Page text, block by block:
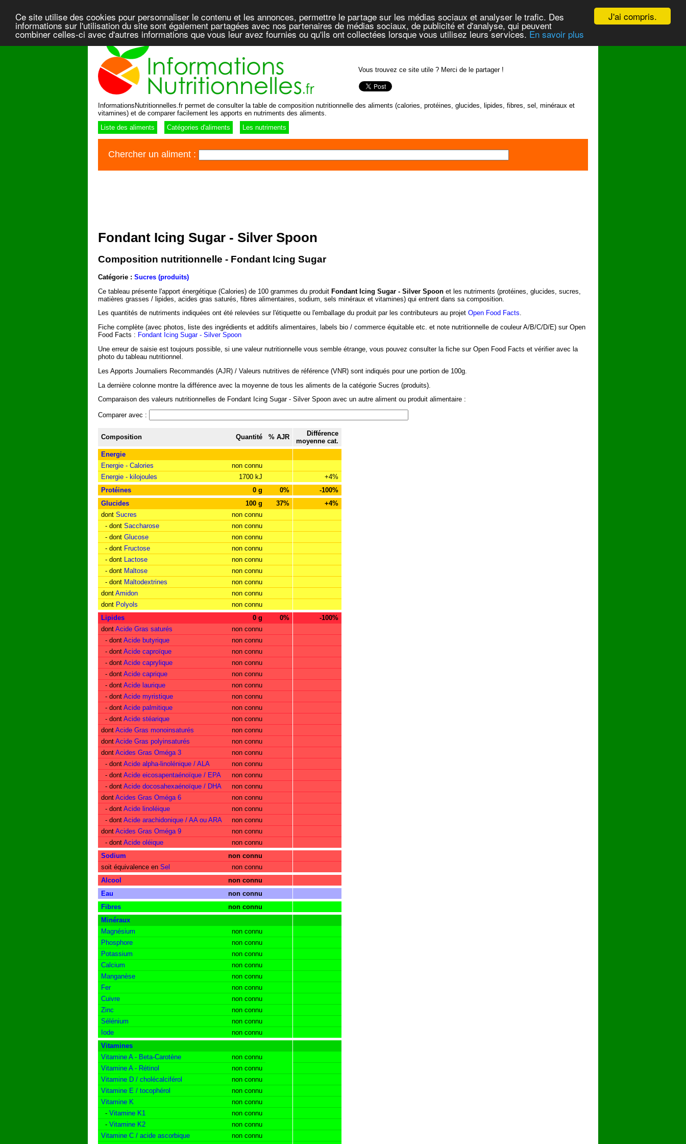
J'ai compris.
Ce site utilise des cookies pour personnaliser le contenu et les annonces, permettre le partage sur les médias sociaux et analyser le trafic. Des
informations sur l'utilisation du site sont également partagées avec nos partenaires de médias sociaux, de publicité et d'analyse, qui peuvent
combiner celles-ci avec d'autres informations que vous leur avez fournies ou qu'ils ont collectées lorsque vous utilisez leurs services. En savoir plus
Vous trouvez ce site utile ? Merci de le partager !
InformationsNutritionnelles.fr permet de consulter la table de composition nutritionnelle des aliments (calories, protéines, glucides, lipides, fibres, sel, minéraux et
vitamines) et de comparer facilement les apports en nutriments des aliments.
Liste des aliments
Catégories d'aliments Les nutriments
Chercher un aliment :
Fondant Icing Sugar - Silver Spoon
Composition nutritionnelle - Fondant Icing Sugar
Catégorie : Sucres (produits)
Ce tableau présente l'apport énergétique (Calories) de 100 grammes du produit Fondant Icing Sugar - Silver Spoon et les nutriments (protéines, glucides, sucres,
matières grasses / lipides, acides gras saturés, fibres alimentaires, sodium, sels minéraux et vitamines) qui entrent dans sa composition.
Les quantités de nutriments indiquées ont été relevées sur l'étiquette ou l'emballage du produit par les contributeurs au projet Open Food Facts.
Fiche complète (avec photos, liste des ingrédients et additifs alimentaires, labels bio / commerce équitable etc. et note nutritionnelle de couleur A/B/C/D/E) sur Open
Food Facts : Fondant Icing Sugar - Silver Spoon
Une erreur de saisie est toujours possible, si une valeur nutritionnelle vous semble étrange, vous pouvez consulter la fiche sur Open Food Facts et vérifier avec la
photo du tableau nutritionnel.
Les Apports Journaliers Recommandés (AJR) / Valeurs nutritives de référence (VNR) sont indiqués pour une portion de 100g.
La dernière colonne montre la différence avec la moyenne de tous les aliments de la catégorie Sucres (produits).
Comparaison des valeurs nutritionnelles de Fondant Icing Sugar - Silver Spoon avec un autre aliment ou produit alimentaire :
Comparer avec :
Composition Quantité % AJR
Différence
moyenne cat.
Energie
Energie - Calories
non connu
Energie - kilojoules
1700 kJ
+4%
Protéines
0 g 0%
-100%
Glucides
100 g 37%
+4%
dont Sucres
non connu
- dont Saccharose
non connu
- dont Glucose
non connu
- dont Fructose
non connu
- dont Lactose
non connu
- dont Maltose
non connu
- dont Maltodextrines
non connu
dont Amidon
non connu
dont Polyols
non connu
Lipides
0 g 0%
-100%
dont Acide Gras saturés
non connu
- dont Acide butyrique
non connu
- dont Acide caproïque
non connu
- dont Acide caprylique
non connu
- dont Acide caprique
non connu
- dont Acide laurique
non connu
- dont Acide myristique
non connu
- dont Acide palmitique
non connu
- dont Acide stéarique
non connu
dont Acide Gras monoinsaturés
non connu
dont Acide Gras polyinsaturés
non connu
dont Acides Gras Oméga 3
non connu
- dont Acide alpha-linolénique / ALA
non connu
- dont Acide eicosapentaénoïque / EPA
non connu
- dont Acide docosahexaénoïque / DHA
non connu
dont Acides Gras Oméga 6
non connu
- dont Acide linoléique
non connu
- dont Acide arachidonique / AA ou ARA
non connu
dont Acides Gras Oméga 9
non connu
- dont Acide oléique
non connu
Sodium
non connu
soit équivalence en Sel
non connu
Alcool
non connu
Eau
non connu
Fibres
non connu
Minéraux
Magnésium
non connu
Phosphore
non connu
Potassium
non connu
Calcium
non connu
Manganèse
non connu
Fer
non connu
Cuivre
non connu
Zinc
non connu
Sélénium
non connu
Iode
non connu
Vitamines
Vitamine A - Beta-Carotène
non connu
Vitamine A - Rétinol
non connu
Vitamine D / cholécalciférol
non connu
Vitamine E / tocophérol
non connu
Vitamine K
non connu
- Vitamine K1
non connu
- Vitamine K2
non connu
Vitamine C / acide ascorbique
non connu